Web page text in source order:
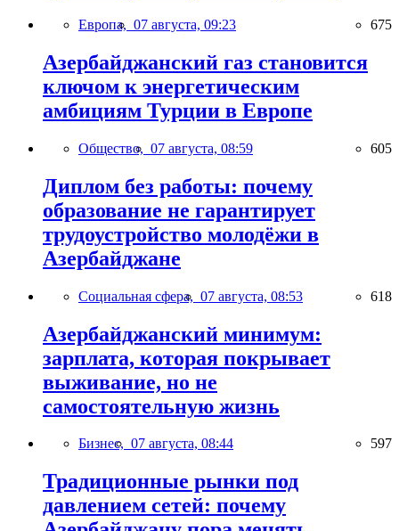
Европа, 07 августа, 09:23 675
Азербайджанский газ становится
ключом к энергетическим
амбициям Турции в Европе
Общество, 07 августа, 08:59 605
Диплом без работы: почему
образование не гарантирует
трудоустройство молодёжи в
Азербайджане
Социальная сфера, 07 августа, 08:53 618
Азербайджанский минимум:
зарплата, которая покрывает
выживание, но не
самостоятельную жизнь
Бизнес, 07 августа, 08:44 597
Традиционные рынки под
давлением сетей: почему